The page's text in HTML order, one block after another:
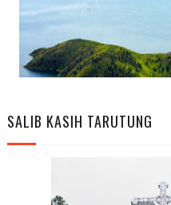
SALIB KASIH TARUTUNG